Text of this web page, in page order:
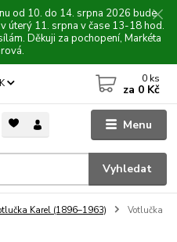
od 10. do 14. srpna 2026 bude
úterý 11. srpna v čase 13-18 hod.
Děkuji za pochopení, Markéta
Menu
Vyhledat
0 ks
za 0 Kč
Karel (1896–1963)
Votlučka